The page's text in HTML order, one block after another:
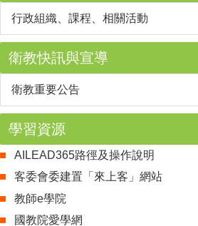
行政組織、課程、相關活動
衛教快訊與宣導
衛教重要公告
學習資源
AILEAD365路徑及操作說明
客委會委建置「來上客」網站
教師e學院
國教院愛學網